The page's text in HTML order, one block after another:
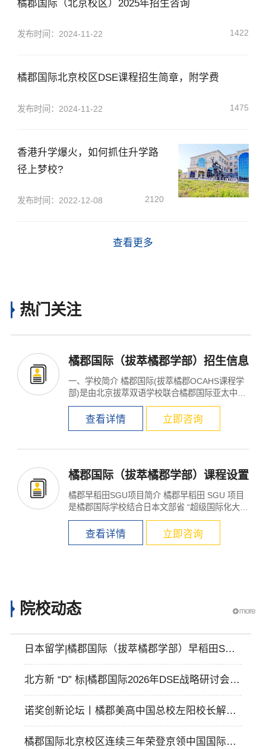
橘郡国际（北京校区）2025年招生咨询
1422
发布时间：2024-11-22
橘郡国际北京校区DSE课程招生简章，附学费
1475
发布时间：2024-11-22
香港升学爆火，如何抓住升学路
径上梦校?
2120
发布时间：2022-12-08
查看更多
热门关注
橘郡国际（拔萃橘郡学部）招生信息
一、学校简介 橘郡国际(拔萃橘郡OCAHS课程学
部)是由北京拔萃双语学校联合橘郡国际亚太中心
强强联手打造的专...
查看详情 立即咨询
橘郡国际（拔萃橘郡学部）课程设置
橘郡早稻田SGU项目简介 橘郡早稻田 SGU 项目
是橘郡国际学校结合日本文部省 “超级国际化大学
(SGU...
查看详情 立即咨询
院校动态
日本留学|橘郡国际（拔萃橘郡学部）早稻田SGU
项目2026年招生简章
北方新 “D” 标|橘郡国际2026年DSE战略研讨会：
深度解读 DSE 升学路径
诺奖创新论坛丨橘郡美高中国总校左阳校长解读
橘郡美高的个性化精准教育
橘郡国际北京校区连续三年荣登京领中国国际学
×